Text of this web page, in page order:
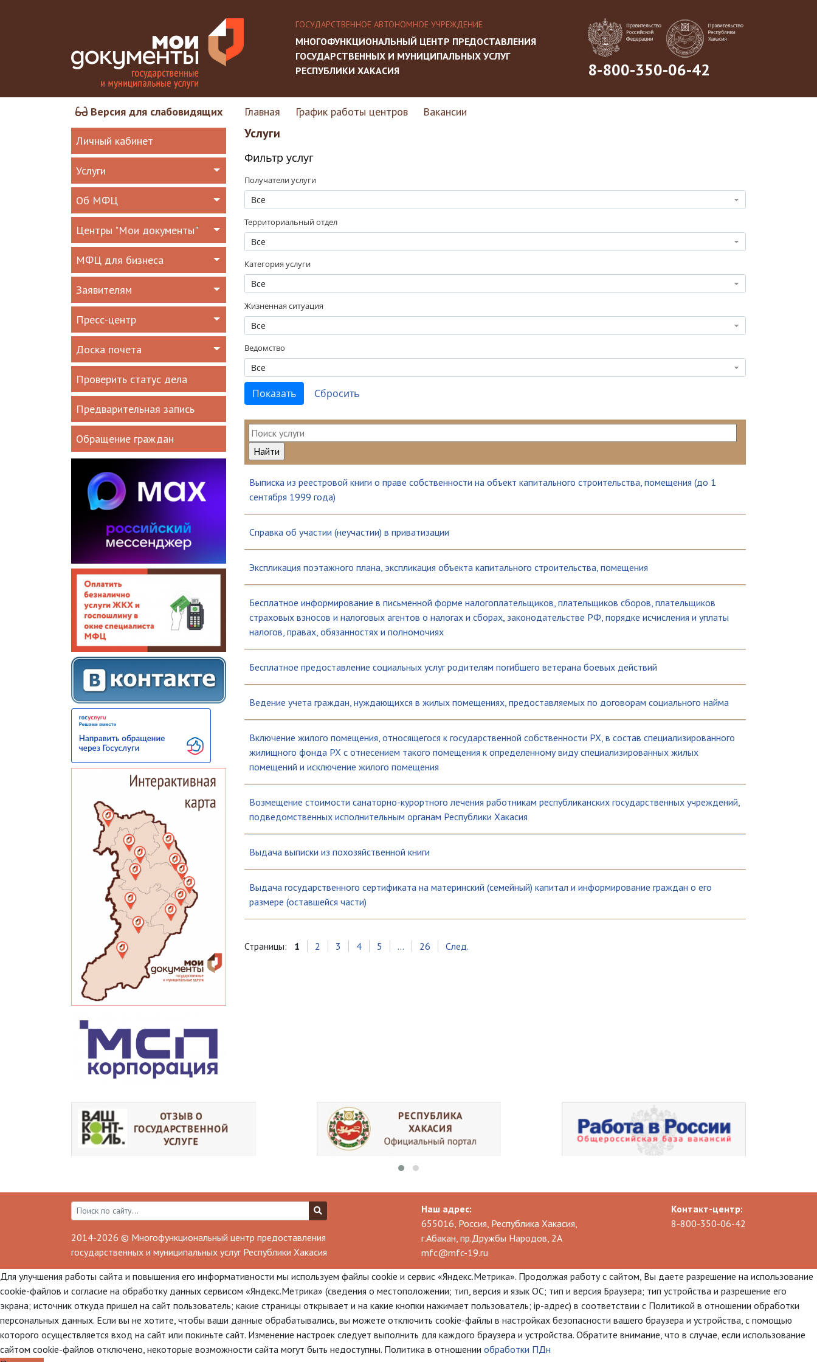
ГОСУДАРСТВЕННОЕ АВТОНОМНОЕ УЧРЕЖДЕНИЕ
МНОГОФУНКЦИОНАЛЬНЫЙ ЦЕНТР ПРЕДОСТАВЛЕНИЯ
ГОСУДАРСТВЕННЫХ И МУНИЦИПАЛЬНЫХ УСЛУГ
РЕСПУБЛИКИ ХАКАСИЯ
8-800-350-06-42
Версия для слабовидящих Главная График работы центров Вакансии
Личный кабинет
Услуги
Об МФЦ
Центры "Мои документы"
МФЦ для бизнеса
Заявителям
Пресс-центр
Доска почета
Проверить статус дела
Предварительная запись
Обращение граждан
Услуги
Фильтр услуг
Получатели услуги
Все
Территориальный отдел
Все
Категория услуги
Все
Жизненная ситуация
Все
Ведомство
Все
Выписка из реестровой книги о праве собственности на объект капитального строительства, помещения (до 1
сентября 1999 года)
Справка об участии (неучастии) в приватизации
Экспликация поэтажного плана, экспликация объекта капитального строительства, помещения
Бесплатное информирование в письменной форме налогоплательщиков, плательщиков сборов, плательщиков
страховых взносов и налоговых агентов о налогах и сборах, законодательстве РФ, порядке исчисления и уплаты
налогов, правах, обязанностях и полномочиях
Бесплатное предоставление социальных услуг родителям погибшего ветерана боевых действий
Ведение учета граждан, нуждающихся в жилых помещениях, предоставляемых по договорам социального найма
Включение жилого помещения, относящегося к государственной собственности РХ, в состав специализированного
жилищного фонда РХ с отнесением такого помещения к определенному виду специализированных жилых
помещений и исключение жилого помещения
Возмещение стоимости санаторно-курортного лечения работникам республиканских государственных учреждений,
подведомственных исполнительным органам Республики Хакасия
Выдача выписки из похозяйственной книги
Выдача государственного сертификата на материнский (семейный) капитал и информирование граждан о его
размере (оставшейся части)
Страницы: 1 2 3 4 5 ... 26 След.
2014-2026 © Многофункциональный центр предоставления
государственных и муниципальных услуг Республики Хакасия
Наш адрес:
655016, Россия, Республика Хакасия,
г.Абакан, пр.Дружбы Народов, 2А
mfc@mfc-19.ru
Контакт-центр:
8-800-350-06-42
Для улучшения работы сайта и повышения его информативности мы используем файлы cookie и сервис «Яндекс.Метрика». Продолжая работу с сайтом, Вы даете разрешение на использование
cookie-файлов и согласие на обработку данных сервисом «Яндекс.Метрика» (сведения о местоположении; тип, версия и язык ОС; тип и версия Браузера; тип устройства и разрешение его
экрана; источник откуда пришел на сайт пользователь; какие страницы открывает и на какие кнопки нажимает пользователь; ip-адрес) в соответствии с Политикой в отношении обработки
персональных данных. Если вы не хотите, чтобы ваши данные обрабатывались, вы можете отключить cookie-файлы в настройках безопасности вашего браузера и устройства, с помощью
которого осуществляется вход на сайт или покиньте сайт. Изменение настроек следует выполнить для каждого браузера и устройства. Обратите внимание, что в случае, если использование
сайтом cookie-файлов отключено, некоторые возможности сайта могут быть недоступны. Политика в отношении обработки ПДн